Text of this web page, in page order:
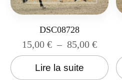
DSC08728
15,00 € – 85,00 €
Lire la suite